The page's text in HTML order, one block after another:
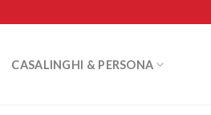
CASALINGHI & PERSONA